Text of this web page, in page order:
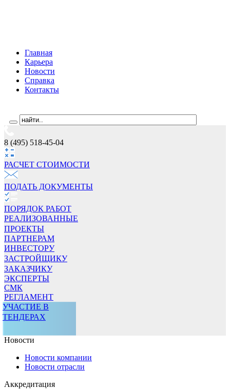
Главная
Карьера
Новости
Справка
Контакты
8 (495) 518-45-04
РАСЧЕТ СТОИМОCТИ
ПОДАТЬ ДОКУМЕНТЫ
ПОРЯДОК РАБОТ
РЕАЛИЗОВАННЫЕ
ПРОЕКТЫ
ПАРТНЕРАМ
ИНВЕСТОРУ
ЗАСТРОЙЩИКУ
ЗАКАЗЧИКУ
ЭКСПЕРТЫ
СМК
РЕГЛАМЕНТ
УЧАСТИЕ В
ТЕНДЕРАХ
Новости
Новости компании
Новости отрасли
Аккредитация